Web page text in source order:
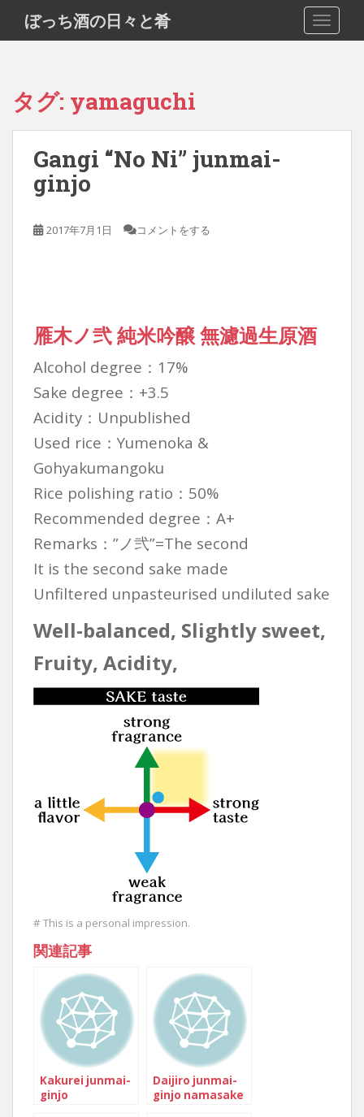
i
ぼっち酒の日々と肴
タグ: yamaguchi
Gangi “No Ni” junmai-
ginjo
2017年7月1日 コメントをする
雁木ノ弐 純米吟醸 無濾過生原酒
Alcohol degree：17%
Sake degree：+3.5
Acidity： Unpublished
Used rice：Yumenoka &
Gohyakumangoku
Rice polishing ratio：50%
Recommended degree ：A+
Remarks：”ノ弐”=The second
It is the second sake made
Unfiltered unpasteurised undiluted sake
Well-balanced, Slightly sweet,
Fruity, Acidity,
# This is a personal impression.
関連記事
Kakurei junmai-
ginjo
Daijiro junmai-
ginjo namasake